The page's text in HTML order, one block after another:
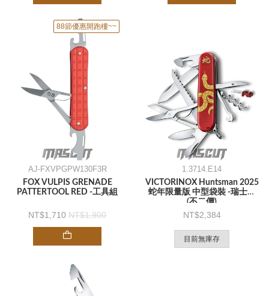
88節優惠開跑樓~~
AJ-FXVPGPW130F3R
FOX VULPIS GRENADE
PATTERTOOL RED -工具組
1,710 1,900
1.3714.E14
VICTORINOX Huntsman 2025
蛇年限量版 中型袋裝 -瑞士刀
(不二價)
2,384
目前無庫存